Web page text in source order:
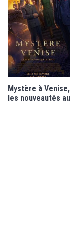
Mystère à
les nouveautés